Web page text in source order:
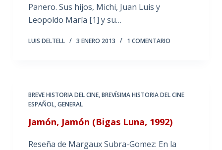
Panero. Sus hijos, Michi, Juan Luis y
Leopoldo María [1] y su…
LUIS DELTELL 3 ENERO 2013 1 COMENTARIO
BREVE HISTORIA DEL CINE,BREVÍSIMA HISTORIA DEL CINE
ESPAÑOL,GENERAL
Jamón, Jamón (Bigas Luna, 1992)
Reseña de Margaux Subra-Gomez: En la